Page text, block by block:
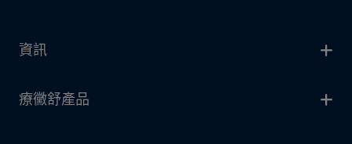
資訊
療黴舒產品